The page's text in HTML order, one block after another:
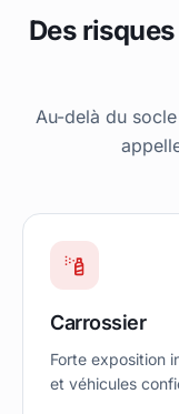
Des
Au-delà du
Carrossier
Forte exposition
et véhicules